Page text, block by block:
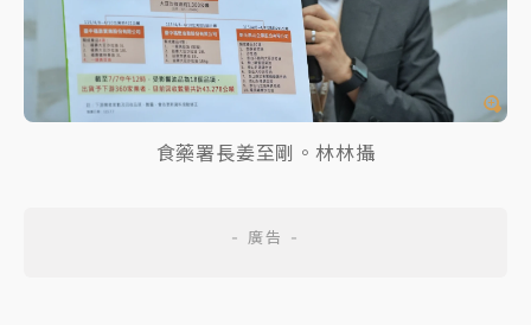
食藥署長姜至剛。林林攝